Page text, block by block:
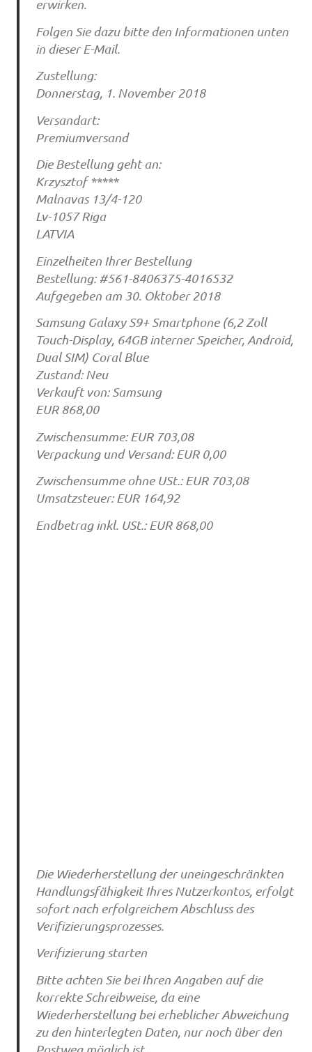
erwirken.
Folgen Sie dazu bitte den Informationen unten
in dieser E-Mail.
Zustellung:
Donnerstag, 1. November 2018
Versandart:
Premiumversand
Die Bestellung geht an:
Krzysztof *****
Malnavas 13/4-120
Lv-1057 Riga
LATVIA
Einzelheiten Ihrer Bestellung
Bestellung: #561-8406375-4016532
Aufgegeben am 30. Oktober 2018
Samsung Galaxy S9+ Smartphone (6,2 Zoll
Touch-Display, 64GB interner Speicher, Android,
Dual SIM) Coral Blue
Zustand: Neu
Verkauft von: Samsung
EUR 868,00
Zwischensumme: EUR 703,08
Verpackung und Versand: EUR 0,00
Zwischensumme ohne USt.: EUR 703,08
Umsatzsteuer: EUR 164,92
Endbetrag inkl. USt.: EUR 868,00
Die Wiederherstellung der uneingeschränkten
Handlungsfähigkeit Ihres Nutzerkontos, erfolgt
sofort nach erfolgreichem Abschluss des
Verifizierungsprozesses.
Verifizierung starten
Bitte achten Sie bei Ihren Angaben auf die
korrekte Schreibweise, da eine
Wiederherstellung bei erheblicher Abweichung
zu den hinterlegten Daten, nur noch über den